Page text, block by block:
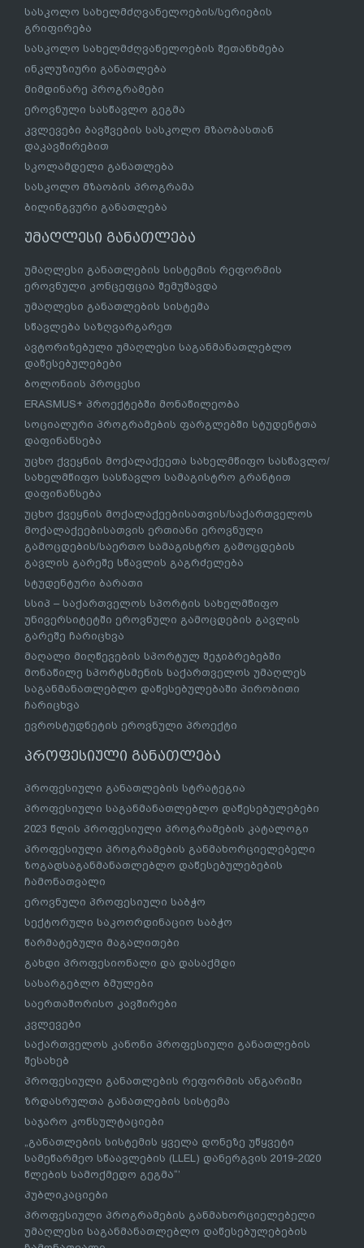
სასკოლო სახელმძღვანელოების/სერიების
გრიფირება
სასკოლო სახელმძღვანელოების შეთანხმება
ინკლუზიური განათლება
მიმდინარე პროგრამები
ეროვნული სასწავლო გეგმა
კვლევები ბავშვების სასკოლო მზაობასთან
დაკავშირებით
სკოლამდელი განათლება
სასკოლო მზაობის პროგრამა
ბილინგვური განათლება
უმაღლესი განათლება
უმაღლესი განათლების სისტემის რეფორმის
ეროვნული კონცეფცია შემუშავდა
უმაღლესი განათლების სისტემა
სწავლება საზღვარგარეთ
ავტორიზებული უმაღლესი საგანმანათლებლო
დაწესებულებები
ბოლონიის პროცესი
ERASMUS+ პროექტებში მონაწილეობა
სოციალური პროგრამების ფარგლებში სტუდენტთა
დაფინანსება
უცხო ქვეყნის მოქალაქეეთა სახელმწიფო სასწავლო/
სახელმწიფო სასწავლო სამაგისტრო გრანტით
დაფინანსება
უცხო ქვეყნის მოქალაქეებისათვის/საქართველოს
მოქალაქეებისათვის ერთიანი ეროვნული
გამოცდების/საერთო სამაგისტრო გამოცდების
გავლის გარეშე სწავლის გაგრძელება
სტუდენტური ბარათი
სსიპ – საქართველოს სპორტის სახელმწიფო
უნივერსიტეტში ეროვნული გამოცდების გავლის
გარეშე ჩარიცხვა
მაღალი მიღწევების სპორტულ შეჯიბრებებში
მონაწილე სპორტსმენის საქართველოს უმაღლეს
საგანმანათლებლო დაწესებულებაში პირობითი
ჩარიცხვა
ევროსტუდნეტის ეროვნული პროექტი
პროფესიული განათლება
პროფესიული განათლების სტრატეგია
პროფესიული საგანმანათლებლო დაწესებულებები
2023 წლის პროფესიული პროგრამების კატალოგი
პროფესიული პროგრამების განმახორციელებელი
ზოგადსაგანმანათლებლო დაწესებულებების
ჩამონათვალი
ეროვნული პროფესიული საბჭო
სექტორული საკოორდინაციო საბჭო
წარმატებული მაგალითები
გახდი პროფესიონალი და დასაქმდი
სასარგებლო ბმულები
საერთაშორისო კავშირები
კვლევები
საქართველოს კანონი პროფესიული განათლების
შესახებ
პროფესიული განათლების რეფორმის ანგარიში
ზრდასრულთა განათლების სისტემა
საჯარო კონსულტაციები
„განათლების სისტემის ყველა დონეზე უწყვეტი
სამეწარმეო სწაავლების (LLEL) დანერგვის 2019-2020
წლების სამოქმედო გეგმა“’
პუბლიკაციები
პროფესიული პროგრამების განმახორციელებელი
უმაღლესი საგანმანათლებლო დაწესებულებების